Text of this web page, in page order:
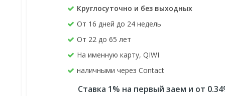
Круглосуточно и без выходных
От 16 дней до 24 недель
От 22 до 65 лет
На именную карту, QIWI
наличными через Contact
Ставка 1% на первый заем и от